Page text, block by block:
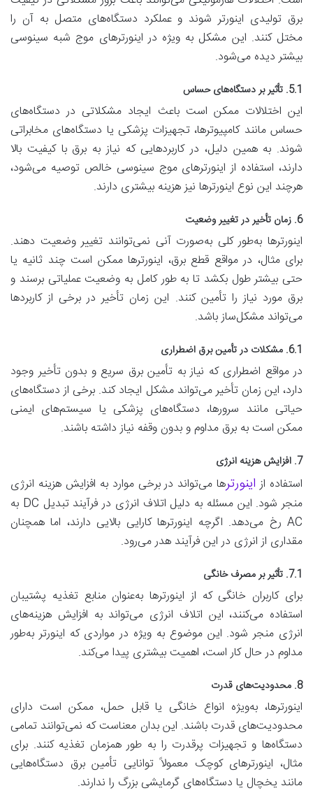
برق تولیدی اینورتر شوند و عملکرد دستگاه‌های متصل به آن را
مختل کنند. این مشکل به ویژه در اینورترهای موج شبه سینوسی
بیشتر دیده می‌شود.
5.1. تأثیر بر دستگاه‌های حساس
این اختلالات ممکن است باعث ایجاد مشکلاتی در دستگاه‌های
حساس مانند کامپیوترها، تجهیزات پزشکی یا دستگاه‌های مخابراتی
شوند. به همین دلیل، در کاربردهایی که نیاز به برق با کیفیت بالا
دارند، استفاده از اینورترهای موج سینوسی خالص توصیه می‌شود،
هرچند این نوع اینورترها نیز هزینه بیشتری دارند.
6. زمان تأخیر در تغییر وضعیت
اینورترها به‌طور کلی به‌صورت آنی نمی‌توانند تغییر وضعیت دهند.
برای مثال، در مواقع قطع برق، اینورترها ممکن است چند ثانیه یا
حتی بیشتر طول بکشد تا به طور کامل به وضعیت عملیاتی برسند و
برق مورد نیاز را تأمین کنند. این زمان تأخیر در برخی از کاربردها
می‌تواند مشکل‌ساز باشد.
6.1. مشکلات در تأمین برق اضطراری
در مواقع اضطراری که نیاز به تأمین برق سریع و بدون تأخیر وجود
دارد، این زمان تأخیر می‌تواند مشکل ایجاد کند. برخی از دستگاه‌های
حیاتی مانند سرورها، دستگاه‌های پزشکی یا سیستم‌های ایمنی
ممکن است به برق مداوم و بدون وقفه نیاز داشته باشند.
7. افزایش هزینه انرژی
استفاده ازاینورترها می‌تواند در برخی موارد به افزایش هزینه انرژی
منجر شود. این مسئله به دلیل اتلاف انرژی در فرآیند تبدیل DC به
AC رخ می‌دهد. اگرچه اینورترها کارایی بالایی دارند، اما همچنان
مقداری از انرژی در این فرآیند هدر می‌رود.
7.1. تأثیر بر مصرف خانگی
برای کاربران خانگی که از اینورترها به‌عنوان منابع تغذیه پشتیبان
استفاده می‌کنند، این اتلاف انرژی می‌تواند به افزایش هزینه‌های
انرژی منجر شود. این موضوع به ویژه در مواردی که اینورتر به‌طور
مداوم در حال کار است، اهمیت بیشتری پیدا می‌کند.
8. محدودیت‌های قدرت
اینورترها، به‌ویژه انواع خانگی یا قابل حمل، ممکن است دارای
محدودیت‌های قدرت باشند. این بدان معناست که نمی‌توانند تمامی
دستگاه‌ها و تجهیزات پرقدرت را به طور همزمان تغذیه کنند. برای
مثال، اینورترهای کوچک معمولاً توانایی تأمین برق دستگاه‌هایی
مانند یخچال یا دستگاه‌های گرمایشی بزرگ را ندارند.